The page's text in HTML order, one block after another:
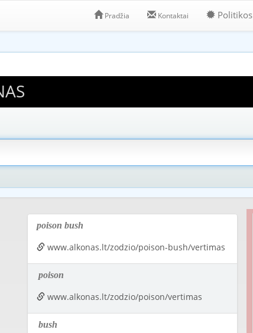
Pradžia Kontaktai Politikos
poison bush
www.alkonas.lt/zodzio/poison-bush/vertimas
poison
www.alkonas.lt/zodzio/poison/vertimas
bush